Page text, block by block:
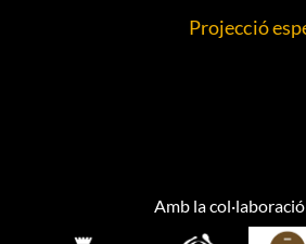
Projecció
Amb la